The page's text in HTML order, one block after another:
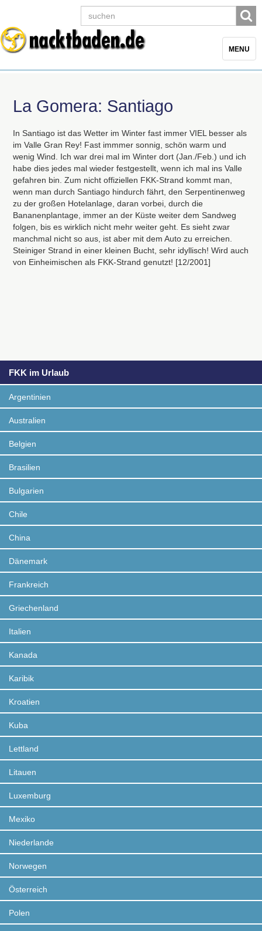
Toggle
MENU
La Gomera: Santiago
In Santiago ist das Wetter im Winter fast immer VIEL besser als
im Valle Gran Rey! Fast immmer sonnig, schön warm und
wenig Wind. Ich war drei mal im Winter dort (Jan./Feb.) und ich
habe dies jedes mal wieder festgestellt, wenn ich mal ins Valle
gefahren bin. Zum nicht offiziellen FKK-Strand kommt man,
wenn man durch Santiago hindurch fährt, den Serpentinenweg
zu der großen Hotelanlage, daran vorbei, durch die
Bananenplantage, immer an der Küste weiter dem Sandweg
folgen, bis es wirklich nicht mehr weiter geht. Es sieht zwar
manchmal nicht so aus, ist aber mit dem Auto zu erreichen.
Steiniger Strand in einer kleinen Bucht, sehr idyllisch! Wird auch
von Einheimischen als FKK-Strand genutzt! [12/2001]
FKK im Urlaub
Argentinien
Australien
Belgien
Brasilien
Bulgarien
Chile
China
Dänemark
Frankreich
Griechenland
Italien
Kanada
Karibik
Kroatien
Kuba
Lettland
Litauen
Luxemburg
Mexiko
Niederlande
Norwegen
Österreich
Polen